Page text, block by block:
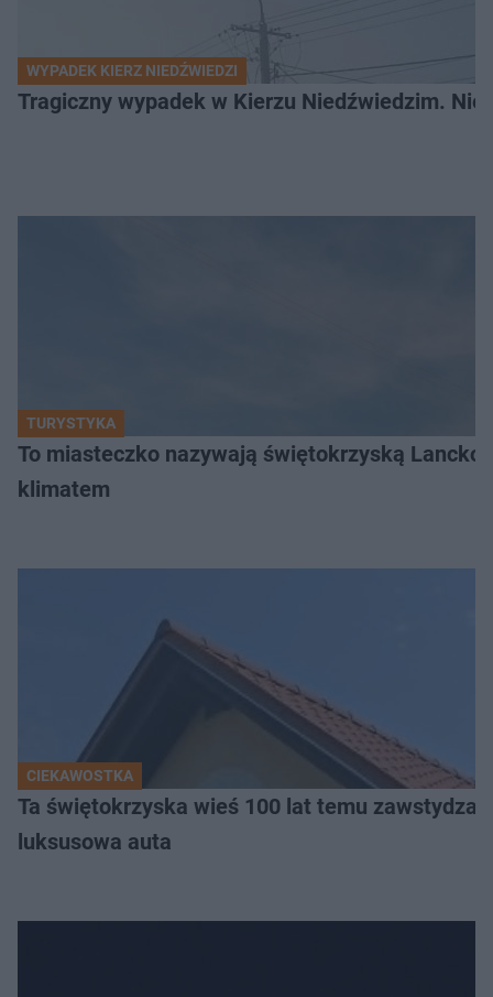
WYPADEK KIERZ NIEDŹWIEDZI
Tragiczny wypadek w Kierzu Niedźwiedzim.
TURYSTYKA
To miasteczko nazywają świętokrzyską
klimatem
CIEKAWOSTKA
Ta świętokrzyska wieś 100 lat temu
luksusowa auta